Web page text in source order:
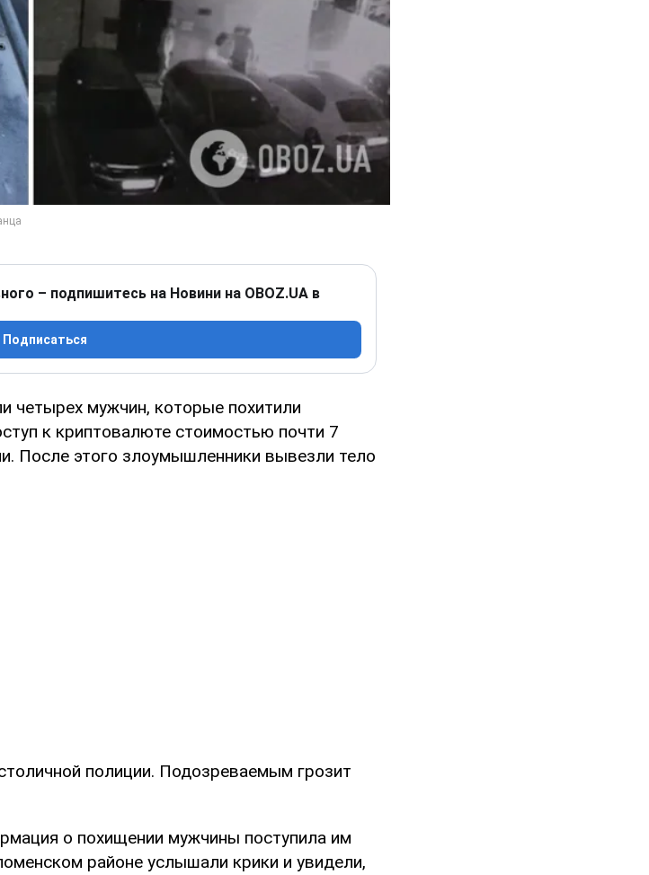
– подпишитесь на Новини на OBOZ.UA в
Подписаться
четырех мужчин, которые похитили
к криптовалюте стоимостью почти 7
После этого злоумышленники вывезли тело
полиции. Подозреваемым грозит
о похищении мужчины поступила им
районе услышали крики и увидели,